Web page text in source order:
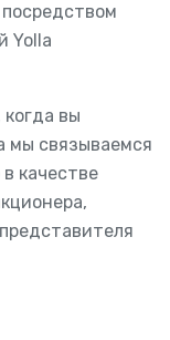
Yolla
вы
мы связываемся
качестве